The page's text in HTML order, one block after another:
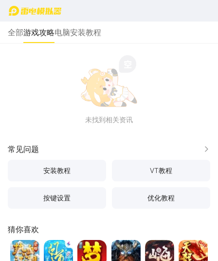
首页
全部游戏攻略电脑安装教程
未找到相关资讯
常见问题 更多
安装教程 VT教程
按键设置 优化教程
猜你喜欢
热血江湖：觉醒
问道 梦幻西游 地牢猎手6妄想山海 天龙